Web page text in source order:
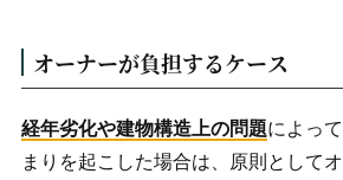
オーナーが負担するケース
経年劣化や建物構造上の問題によっ
まりを起こした場合は、原則として